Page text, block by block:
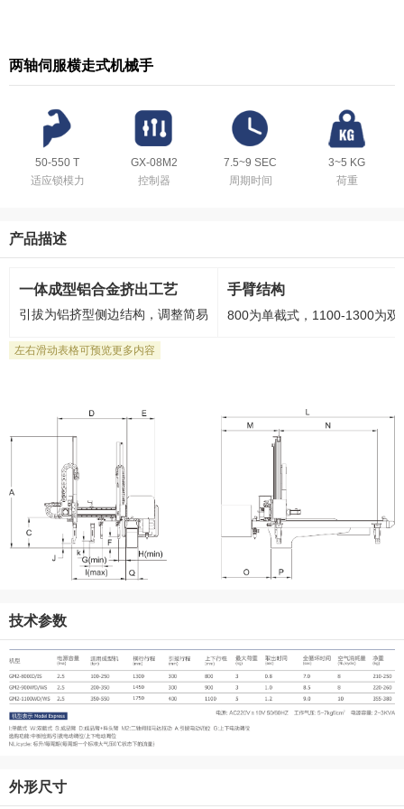
两轴伺服横走式机械手
50-550 T
适应锁模力
GX-08M2
控制器
7.5~9 SEC
周期时间
3~5 KG
荷重
产品描述
一体成型铝合金挤出工艺
引拔为铝挤型侧边结构，调整简易
手臂结构
800为单截式，1100-1300为双
技术参数
外形尺寸